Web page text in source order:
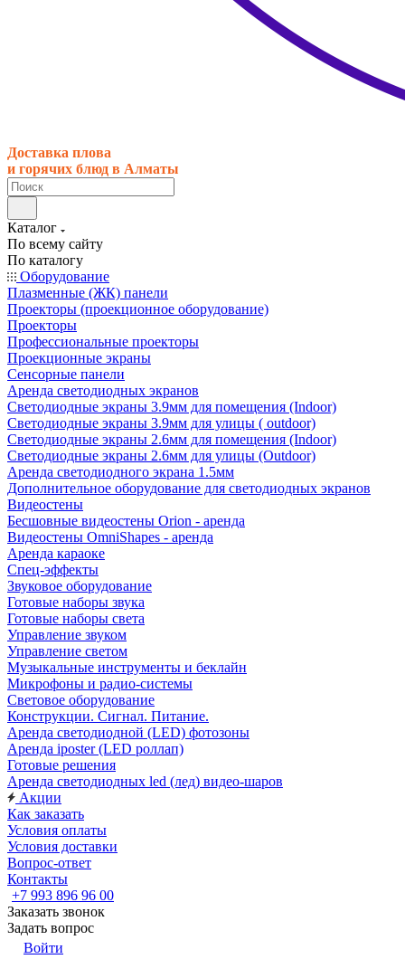
Доставка плова
и горячих блюд в Алматы
Каталог
По всему сайту
По каталогу
Оборудование
Плазменные (ЖК) панели
Проекторы (проекционное оборудование)
Проекторы
Профессиональные проекторы
Проекционные экраны
Сенсорные панели
Аренда светодиодных экранов
Светодиодные экраны 3.9мм для помещения (Indoor)
Светодиодные экраны 3.9мм для улицы ( outdoor)
Светодиодные экраны 2.6мм для помещения (Indoor)
Светодиодные экраны 2.6мм для улицы (Outdoor)
Аренда светодиодного экрана 1.5мм
Дополнительное оборудование для светодиодных экранов
Видеостены
Бесшовные видеостены Orion - аренда
Видеостены OmniShapes - аренда
Аренда караоке
Спец-эффекты
Звуковое оборудование
Готовые наборы звука
Готовые наборы света
Управление звуком
Управление светом
Музыкальные инструменты и беклайн
Микрофоны и радио-системы
Световое оборудование
Конструкции. Сигнал. Питание.
Аренда светодиодной (LED) фотозоны
Аренда iposter (LED роллап)
Готовые решения
Аренда светодиодных led (лед) видео-шаров
Акции
Как заказать
Условия оплаты
Условия доставки
Вопрос-ответ
Контакты
+7 993 896 96 00
Заказать звонок
Задать вопрос
Войти